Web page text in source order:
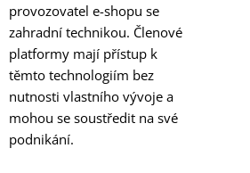
provozovatel e-shopu se
zahradní technikou. Členové
platformy mají přístup k
těmto technologiím bez
nutnosti vlastního vývoje a
mohou se soustředit na své
podnikání.